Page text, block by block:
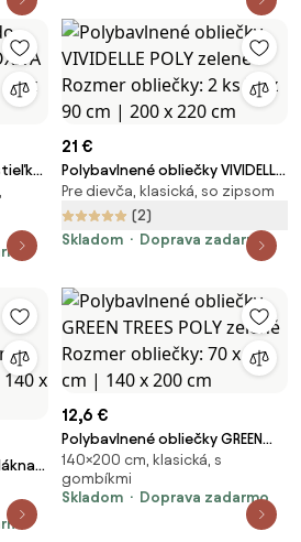
21 €
Polybavlnené obliečky VIVIDELLE
POLY zelené Rozmer obliečky: 2
ks 70 x 90 cm | 200 x 220 cm
Pre dievča, klasická, so zipsom
(2)
Skladom
Doprava zadarmo
200
12,6 €
Polybavlnené obliečky GREEN
TREES POLY zelené Rozmer
obliečky: 70 x 90 cm | 140 x 200
cm
140×200 cm, klasická, s
gombíkmi
Skladom
Doprava zadarmo